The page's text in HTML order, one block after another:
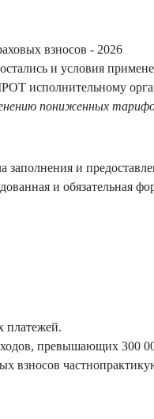
взносов - 2026
и условия
исполнительному
пониженных
и
и обязательная
платежей.
превышающих 300
взносов